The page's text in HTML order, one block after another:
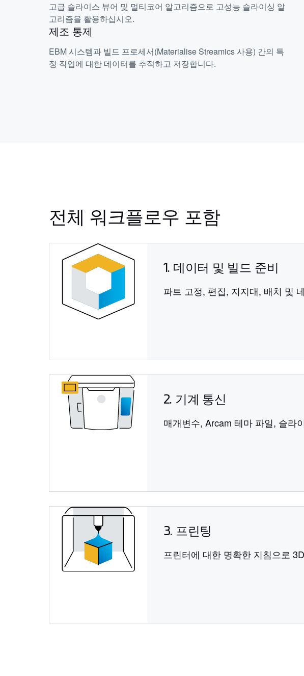
고급 슬라이스 뷰어 및 멀티코어 알고리즘으로 고성능 슬라이싱 알
고리즘을 활용하십시오.
제조 통제
EBM 시스템과 빌드 프로세서(Materialise Streamics 사용) 간의 특
정 작업에 대한 데이터를 추적하고 저장합니다.
전체 워크플로우 포함
1. 데이터 및 빌드 준비
파트 고정, 편집, 지지대, 배치 및
2. 기계 통신
매개변수, Arcam 테마 파일, 슬라
3. 프린팅
프린터에 대한 명확한 지침으로